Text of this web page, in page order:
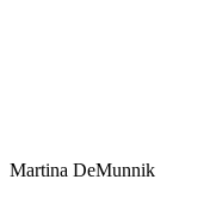
Martina DeMunnik